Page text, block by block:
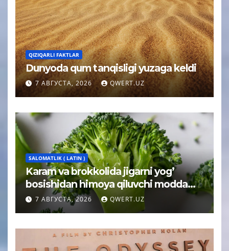
QIZIQARLI FAKTLAR
Dunyoda qum tanqisligi yuzaga keldi
7 АВГУСТА, 2026 QWERT.UZ
SALOMATLIK ( LATIN )
Karam va brokkolida jigarni yog’
bosishidan himoya qiluvchi modda
topildi
7 АВГУСТА, 2026 QWERT.UZ